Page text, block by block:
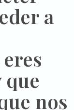
a
que
nos